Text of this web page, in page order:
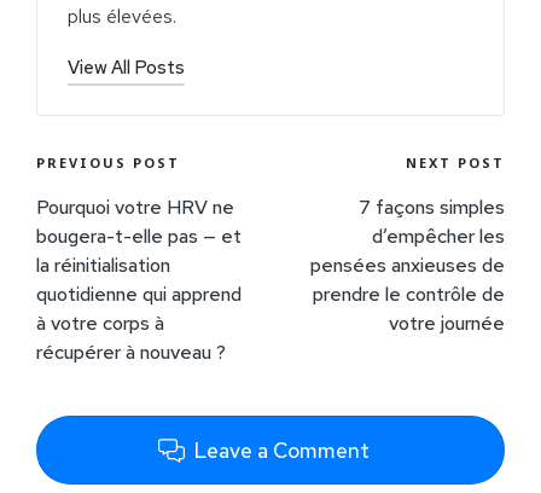
plus élevées.
View All Posts
PREVIOUS POST
Pourquoi votre HRV ne
bougera-t-elle pas — et
la réinitialisation
quotidienne qui apprend
à votre corps à
récupérer à nouveau ?
NEXT POST
7 façons simples
d’empêcher les
pensées anxieuses de
prendre le contrôle de
votre journée
Leave a Comment